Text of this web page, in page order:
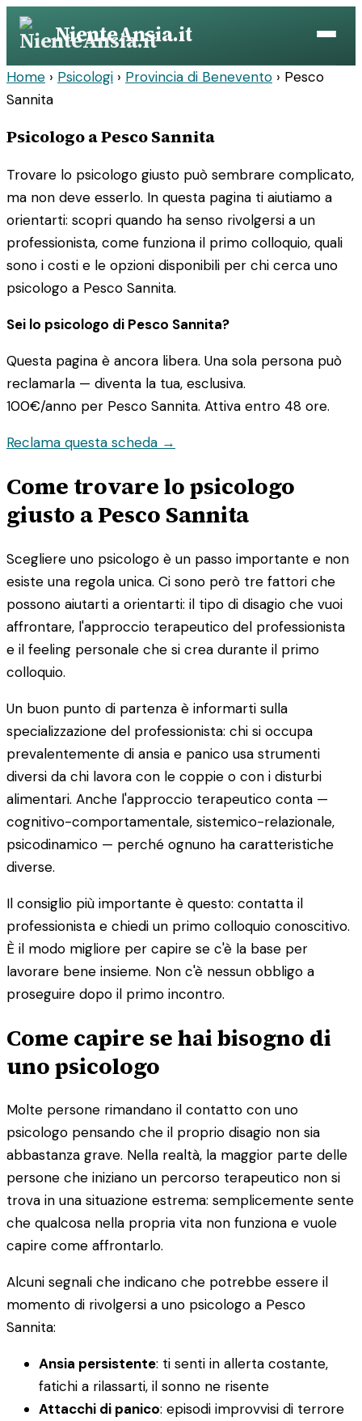
Vai
contenuto
NienteAnsia.it
Home › Psicologi › Provincia di Benevento › Pesco
Sannita
Psicologo a Pesco Sannita
Trovare lo psicologo giusto può sembrare complicato,
ma non deve esserlo. In questa pagina ti aiutiamo a
orientarti: scopri quando ha senso rivolgersi a un
professionista, come funziona il primo colloquio, quali
sono i costi e le opzioni disponibili per chi cerca uno
psicologo a Pesco Sannita.
Sei lo psicologo di Pesco Sannita?
Questa pagina è ancora libera. Una sola persona può
reclamarla — diventa la tua, esclusiva.
100€/anno per Pesco Sannita. Attiva entro 48 ore.
Reclama questa scheda →
Come trovare lo psicologo
giusto a Pesco Sannita
Scegliere uno psicologo è un passo importante e non
esiste una regola unica. Ci sono però tre fattori che
possono aiutarti a orientarti: il tipo di disagio che vuoi
affrontare, l'approccio terapeutico del professionista
e il feeling personale che si crea durante il primo
colloquio.
Un buon punto di partenza è informarti sulla
specializzazione del professionista: chi si occupa
prevalentemente di ansia e panico usa strumenti
diversi da chi lavora con le coppie o con i disturbi
alimentari. Anche l'approccio terapeutico conta —
cognitivo-comportamentale, sistemico-relazionale,
psicodinamico — perché ognuno ha caratteristiche
diverse.
Il consiglio più importante è questo: contatta il
professionista e chiedi un primo colloquio conoscitivo.
È il modo migliore per capire se c'è la base per
lavorare bene insieme. Non c'è nessun obbligo a
proseguire dopo il primo incontro.
Come capire se hai bisogno di
uno psicologo
Molte persone rimandano il contatto con uno
psicologo pensando che il proprio disagio non sia
abbastanza grave. Nella realtà, la maggior parte delle
persone che iniziano un percorso terapeutico non si
trova in una situazione estrema: semplicemente sente
che qualcosa nella propria vita non funziona e vuole
capire come affrontarlo.
Alcuni segnali che indicano che potrebbe essere il
momento di rivolgersi a uno psicologo a Pesco
Sannita:
Ansia persistente: ti senti in allerta costante,
fatichi a rilassarti, il sonno ne risente
Attacchi di panico: episodi improvvisi di terrore